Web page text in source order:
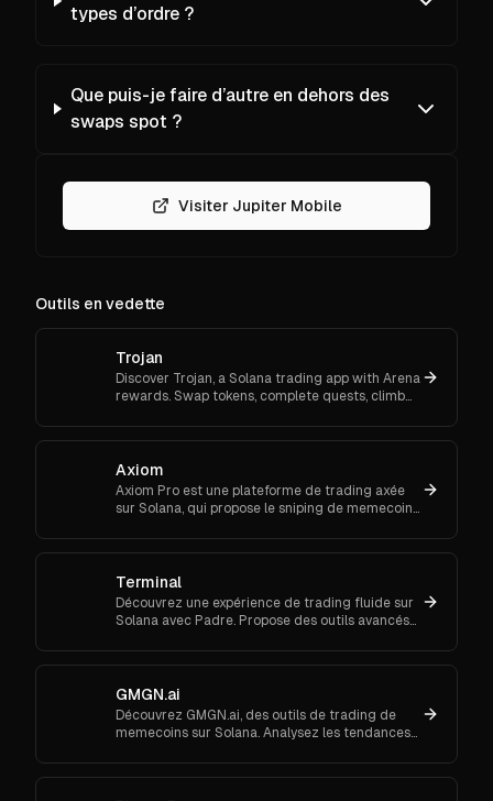
types d’ordre ?
Que puis-je faire d’autre en dehors des
swaps spot ?
Visiter Jupiter Mobile
Outils en vedette
Trojan
Discover Trojan, a Solana trading app with Arena
rewards. Swap tokens, complete quests, climb
now and start earn
Axiom
Axiom Pro est une plateforme de trading axée
sur Solana, qui propose le sniping de memecoins,
Terminal
Découvrez une expérience de trading fluide sur
Solana avec Padre. Propose des outils avancés
portefeuille.
GMGN.ai
Découvrez GMGN.ai, des outils de trading de
memecoins sur Solana. Analysez les tendances
des swaps inter-chaînes.